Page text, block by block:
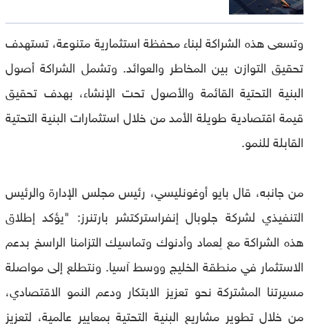
وتسعى هذه الشراكة لبناء محفظة استثمارية متنوعة، تستهدف
تحقيق التوازن بين المخاطر والعوائد. وتشمل الشراكة أصول
البنية التحتية القائمة والأصول تحت الإنشاء، بهدف تحقيق
قيمة اقتصادية طويلة الأمد من خلال استثمارات البنية التحتية
القابلة للنمو.
من جانبه، قال بايو أوغونليسي، رئيس مجلس الإدارة والرئيس
التنفيذي لشركة جلوبال إنفراستركتشر بارتنرز: "يؤكد إطلاق
هذه الشراكة مع لِعماد وأدنوك وتماسيك التزامنا الراسخ بدعم
الاستثمار في منطقة الخليج ووسط آسيا. ونتطلع إلى مواصلة
مسيرتنا المشتركة نحو تعزيز الابتكار ودعم النمو الاقتصادي،
من خلال تطوير مشاريع البنية التحتية بمعايير عالمية، لتعزيز